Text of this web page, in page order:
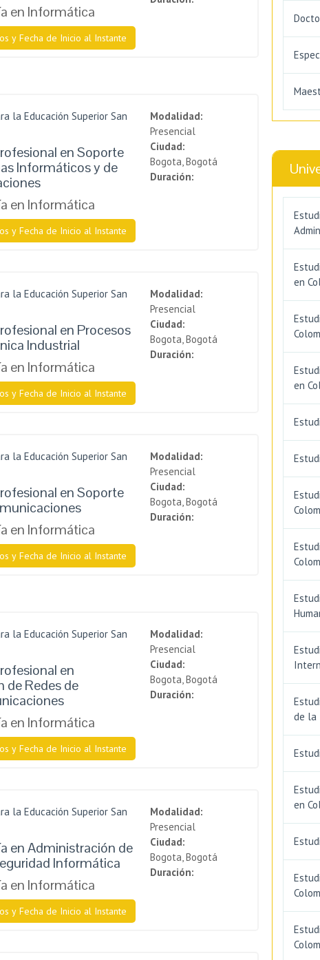
en Informática
y Fecha de Inicio al Instante
la Educación Superior San
en Soporte
Informáticos y de
en Informática
y Fecha de Inicio al Instante
Modalidad:
Presencial
Ciudad:
Bogota, Bogotá
Duración:
la Educación Superior San
en Procesos
Industrial
en Informática
y Fecha de Inicio al Instante
Modalidad:
Presencial
Ciudad:
Bogota, Bogotá
Duración:
la Educación Superior San
en Soporte
en Informática
y Fecha de Inicio al Instante
Modalidad:
Presencial
Ciudad:
Bogota, Bogotá
Duración:
la Educación Superior San
en
de Redes de
en Informática
y Fecha de Inicio al Instante
Modalidad:
Presencial
Ciudad:
Bogota, Bogotá
Duración:
la Educación Superior San
en Administración de
Informática
en Informática
y Fecha de Inicio al Instante
Modalidad:
Presencial
Ciudad:
Bogota, Bogotá
Duración:
en
en
de la
en